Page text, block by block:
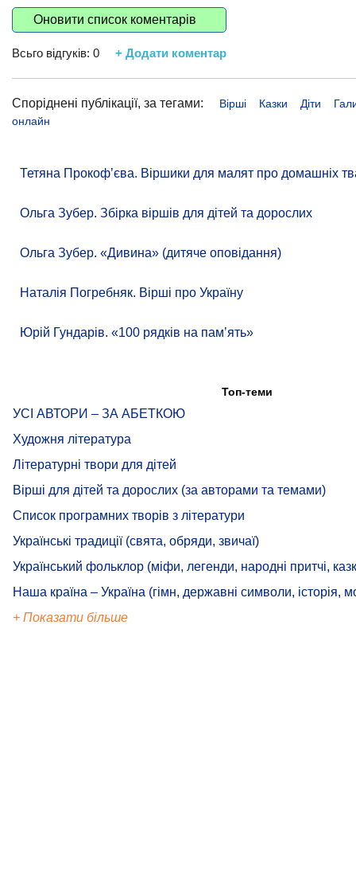
Оновити список коментарів
Всьго відгуків: 0 + Додати коментар
Споріднені публікації, за тегами: Вірші Казки Діти
онлайн
Тетяна Прокоф’єва. Віршики для малят про домашніх
Ольга Зубер. Збірка віршів для дітей та дорослих
Ольга Зубер. «Дивина» (дитяче оповідання)
Наталія Погребняк. Вірші про Україну
Юрій Гундарів. «100 рядків на памʼять»
Топ-теми
УСІ АВТОРИ – ЗА АБЕТКОЮ
Художня література
Літературні твори для дітей
Вірші для дітей та дорослих (за авторами та темами)
Список програмних творів з літератури
Українські традиції (свята, обряди, звичаї)
Український фольклор (міфи, легенди, народні притчі,
Наша країна – Україна (гімн, державні символи, історія,
+ Показати більше